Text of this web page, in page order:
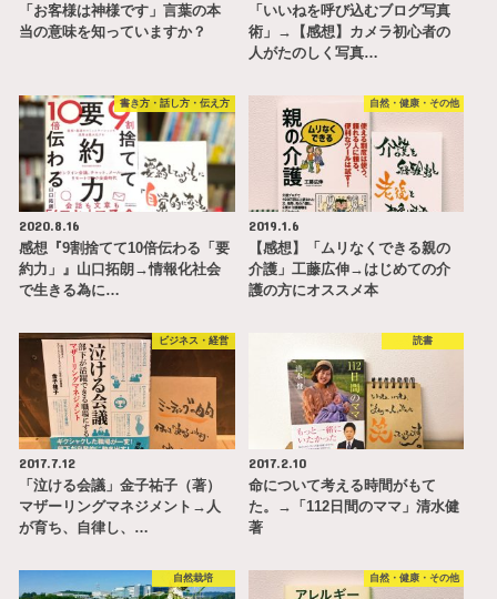
「お客様は神様です」言葉の本
当の意味を知っていますか？
「いいねを呼び込むブログ写真
術」→【感想】カメラ初心者の
人がたのしく写真…
書き方・話し方・伝え方
2020.8.16
感想『9割捨てて10倍伝わる「要
約力」』山口拓朗→情報化社会
で生きる為に…
自然・健康・その他
2019.1.6
【感想】「ムリなくできる親の
介護」工藤広伸→はじめての介
護の方にオススメ本
ビジネス・経営
2017.7.12
「泣ける会議」金子祐子（著）
マザーリングマネジメント→人
が育ち、自律し、…
読書
2017.2.10
命について考える時間がもて
た。→「112日間のママ」清水健
著
自然栽培 自然・健康・その他